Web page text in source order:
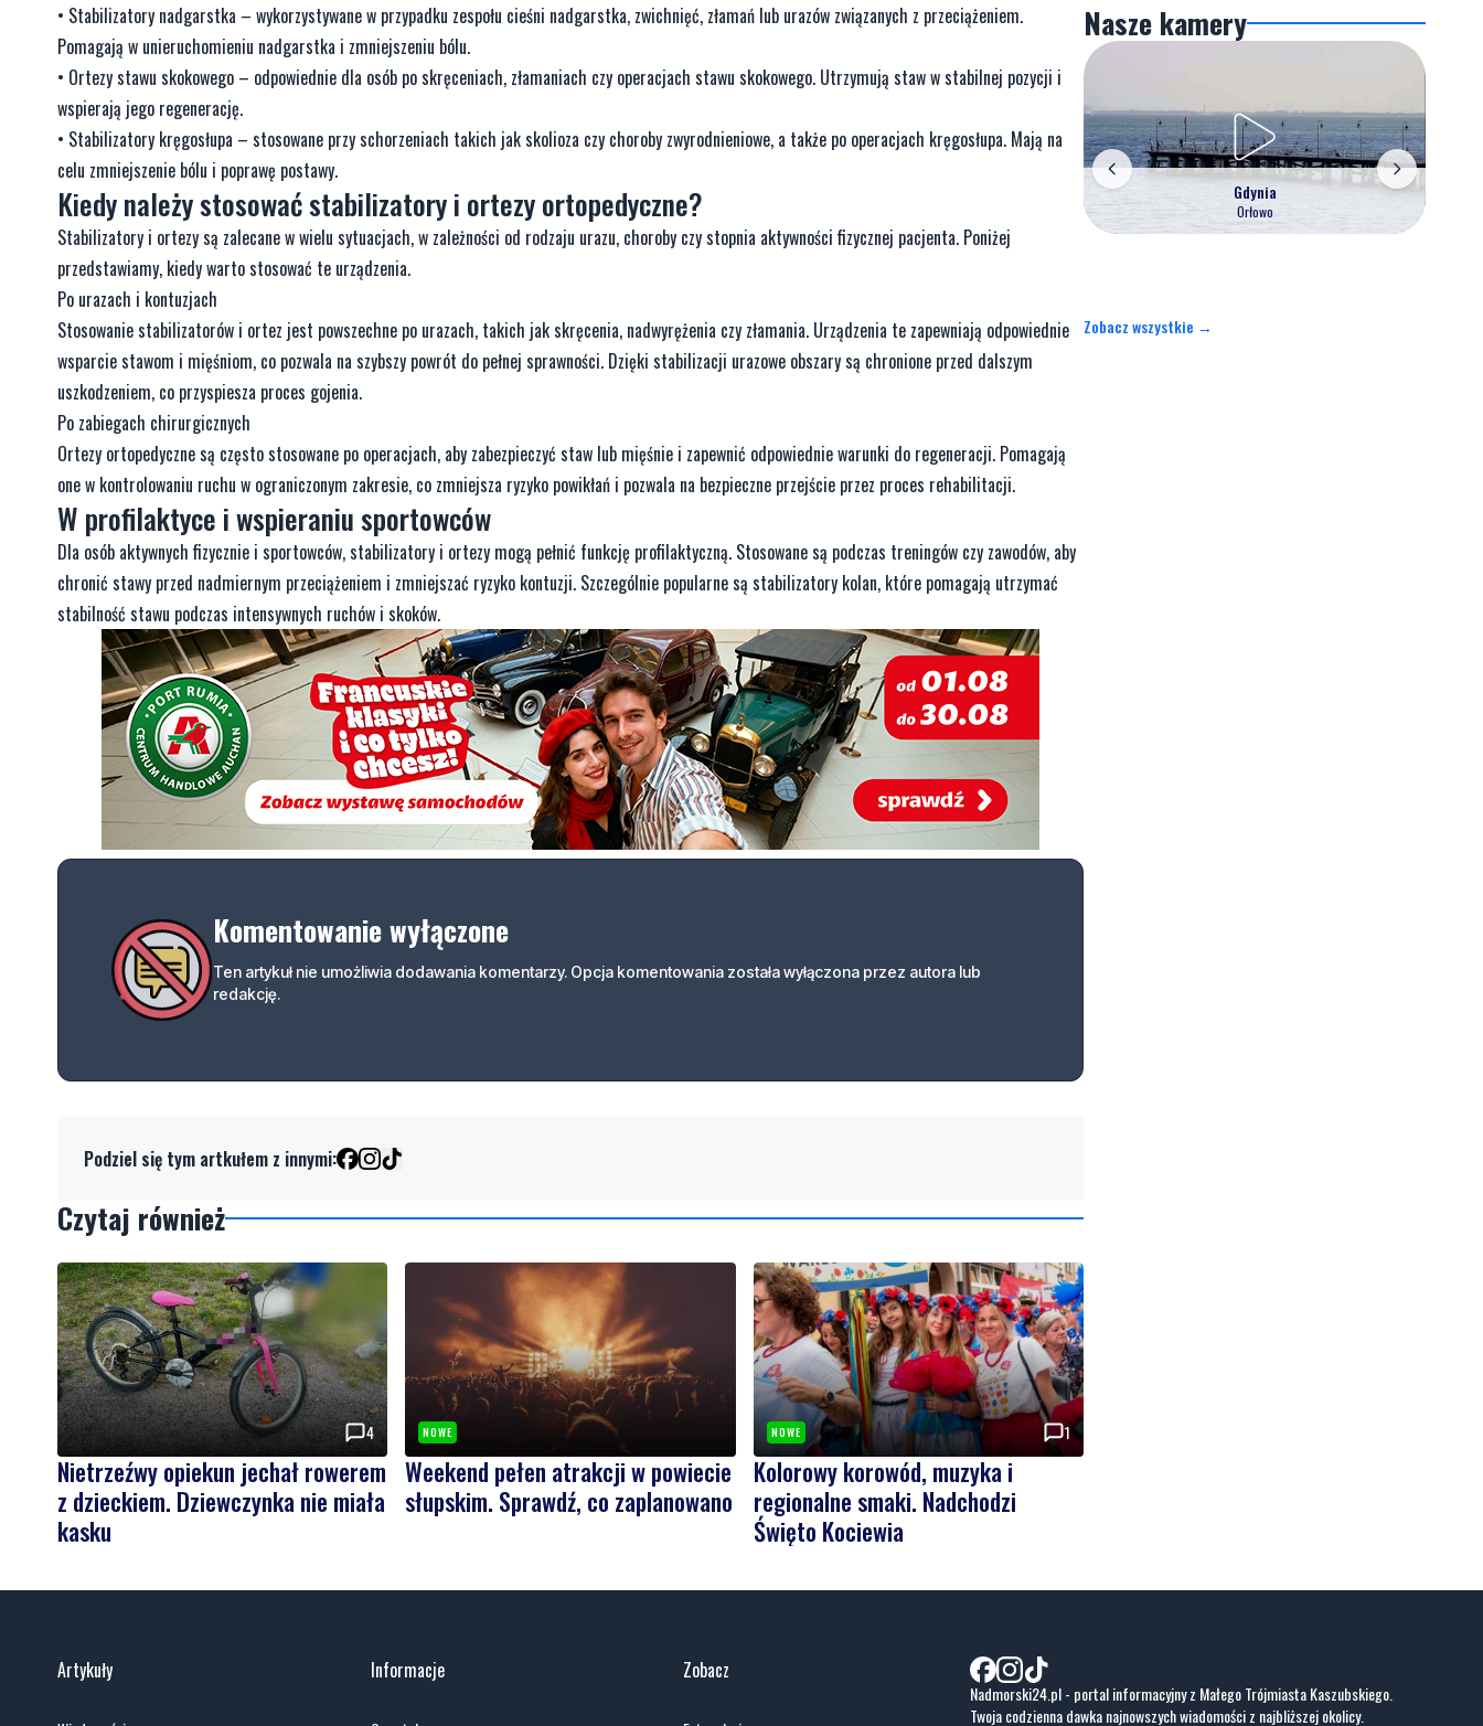
• Stabilizatory nadgarstka – wykorzystywane w przypadku zespołu cieśni nadgarstka, zwichnięć, złamań lub urazów związanych z przeciążeniem.
Pomagają w unieruchomieniu nadgarstka i zmniejszeniu bólu.
• Ortezy stawu skokowego – odpowiednie dla osób po skręceniach, złamaniach czy operacjach stawu skokowego. Utrzymują staw w stabilnej pozycji i
wspierają jego regenerację.
• Stabilizatory kręgosłupa – stosowane przy schorzeniach takich jak skolioza czy choroby zwyrodnieniowe, a także po operacjach kręgosłupa. Mają na
celu zmniejszenie bólu i poprawę postawy.
Kiedy należy stosować stabilizatory i ortezy ortopedyczne?
Stabilizatory i ortezy są zalecane w wielu sytuacjach, w zależności od rodzaju urazu, choroby czy stopnia aktywności fizycznej pacjenta. Poniżej
przedstawiamy, kiedy warto stosować te urządzenia.
Po urazach i kontuzjach
Stosowanie stabilizatorów i ortez jest powszechne po urazach, takich jak skręcenia, nadwyrężenia czy złamania. Urządzenia te zapewniają odpowiednie
wsparcie stawom i mięśniom, co pozwala na szybszy powrót do pełnej sprawności. Dzięki stabilizacji urazowe obszary są chronione przed dalszym
uszkodzeniem, co przyspiesza proces gojenia.
Po zabiegach chirurgicznych
Ortezy ortopedyczne są często stosowane po operacjach, aby zabezpieczyć staw lub mięśnie i zapewnić odpowiednie warunki do regeneracji. Pomagają
one w kontrolowaniu ruchu w ograniczonym zakresie, co zmniejsza ryzyko powikłań i pozwala na bezpieczne przejście przez proces rehabilitacji.
W profilaktyce i wspieraniu sportowców
Dla osób aktywnych fizycznie i sportowców, stabilizatory i ortezy mogą pełnić funkcję profilaktyczną. Stosowane są podczas treningów czy zawodów, aby
chronić stawy przed nadmiernym przeciążeniem i zmniejszać ryzyko kontuzji. Szczególnie popularne są stabilizatory kolan, które pomagają utrzymać
stabilność stawu podczas intensywnych ruchów i skoków.
Komentowanie wyłączone
Ten artykuł nie umożliwia dodawania komentarzy. Opcja komentowania została wyłączona przez autora lub
redakcję.
Podziel się tym artkułem z innymi:
Czytaj również
4
Nietrzeźwy opiekun jechał rowerem
z dzieckiem. Dziewczynka nie miała
kasku
NOWE
Weekend pełen atrakcji w powiecie
słupskim. Sprawdź, co zaplanowano
NOWE 1
Kolorowy korowód, muzyka i
regionalne smaki. Nadchodzi
Święto Kociewia
Nasze kamery
Gdynia
Orłowo
Zobacz wszystkie →
Artykuły Informacje Zobacz
Nadmorski24.pl - portal informacyjny z Małego Trójmiasta Kaszubskiego.
Twoja codzienna dawka najnowszych wiadomości z najbliższej okolicy.